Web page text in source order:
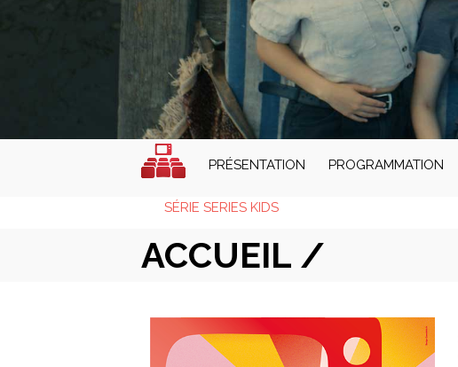
PRÉSENTATION PROGRAMMATION
SÉRIE SERIES KIDS
ACCUEIL /